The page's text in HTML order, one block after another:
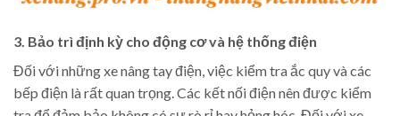
3. Bảo trì định kỳ cho động cơ và hệ thống điện
Đối với những xe nâng tay điện, việc kiểm tra ắc quy và các
bếp điện là rất quan trọng. Các kết nối điện nên được kiểm